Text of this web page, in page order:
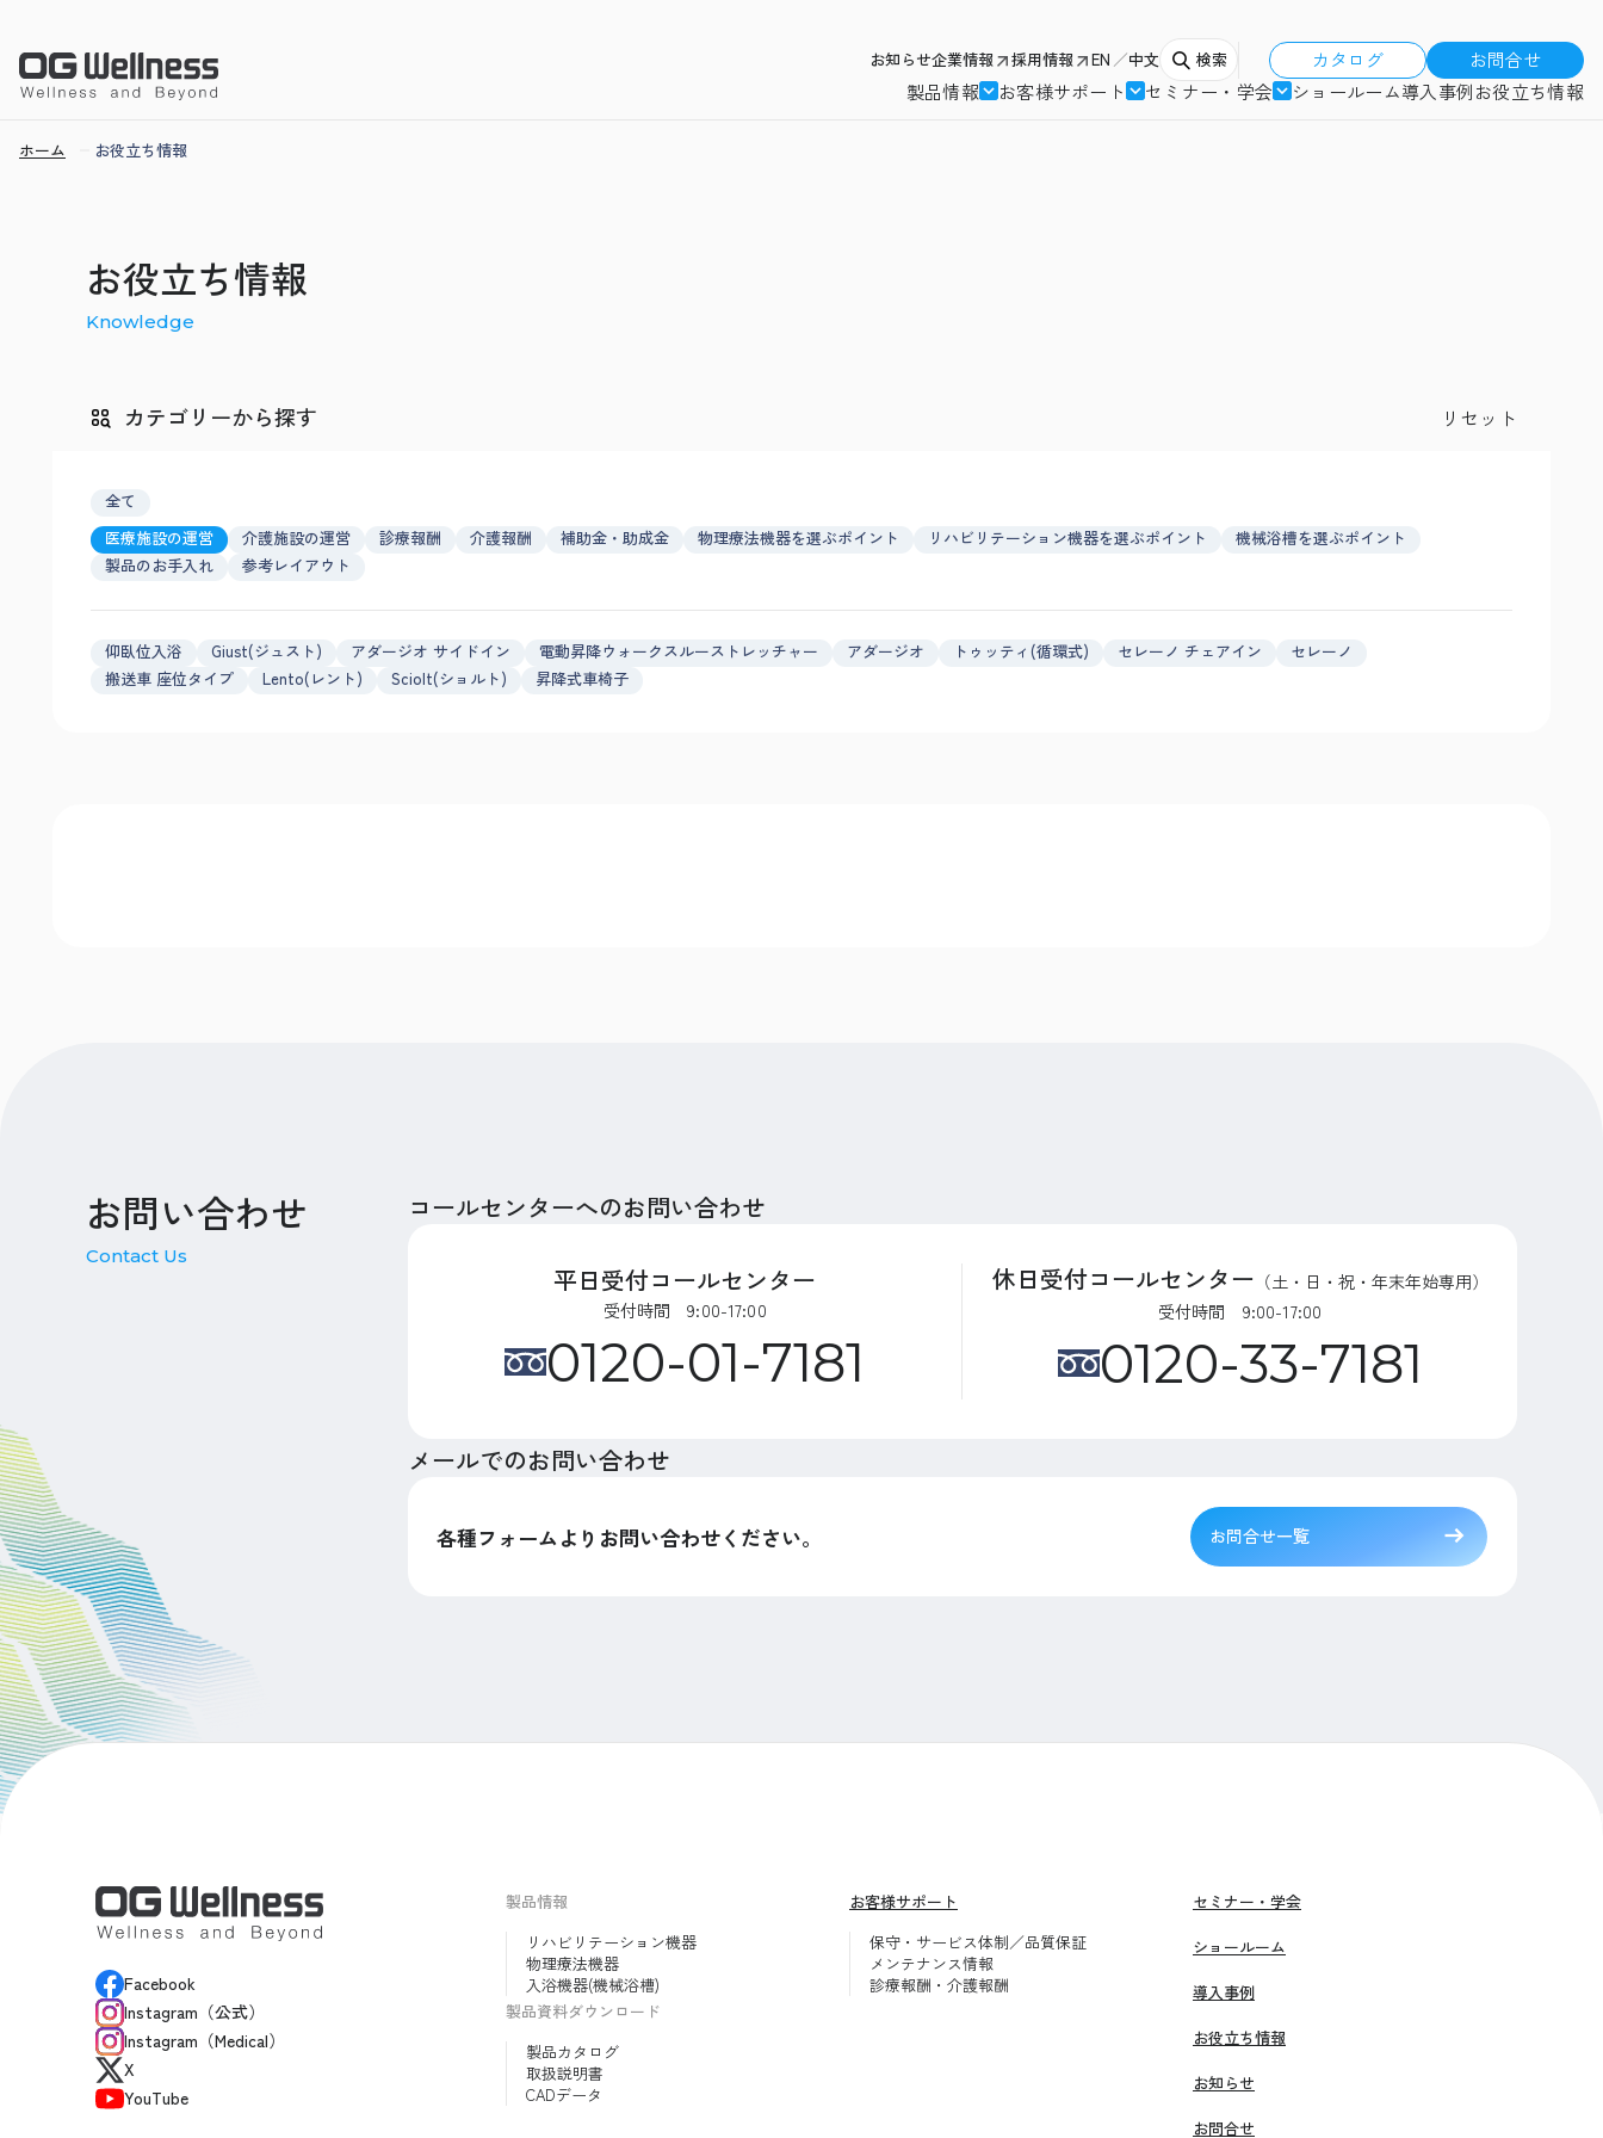
お知らせ企業情報 採用情報 EN 中文 検索 カタログ
お問合せ
製品情報
お客様サポート セミナー・学会 ショールーム導入事例お役立ち情報
ホーム お役立ち情報
お役立ち情報
Knowledge
カテゴリーから探す リセット
全て
医療施設の運営
介護施設の運営 診療報酬 介護報酬 補助金・助成金 物理療法機器を選ぶポイント リハビリテーション機器を選ぶポイント
機械浴槽を選ぶポイント
製品のお手入れ
参考レイアウト
仰臥位入浴 Giust(ジュスト) アダージオ サイドイン 電動昇降ウォークスルーストレッチャー アダージオ トゥッティ(循環式) セレーノ チェアイン
セレーノ
搬送車 座位タイプ
Lento(レント) Sciolt(ショルト) 昇降式車椅子
お問い合わせ
Contact Us
コールセンターへのお問い合わせ
平日受付コールセンター
受付時間 9:00-17:00
0120-01-7181
休日受付コールセンター （土・日・祝・年末年始専用）
受付時間 9:00-17:00
0120-33-7181
メールでのお問い合わせ
各種フォームよりお問い合わせください。 お問合せ一覧
Facebook
Instagram（公式）
Instagram（Medical）
X
YouTube
製品情報
リハビリテーション機器
物理療法機器
入浴機器(機械浴槽)
製品資料ダウンロード
製品カタログ
取扱説明書
CADデータ
お客様サポート
保守・サービス体制／品質保証
メンテナンス情報
診療報酬・介護報酬
セミナー・学会
ショールーム
導入事例
お役立ち情報
お知らせ
お問合せ